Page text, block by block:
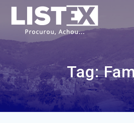
Tag: